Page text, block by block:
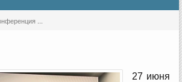
...
27 июня